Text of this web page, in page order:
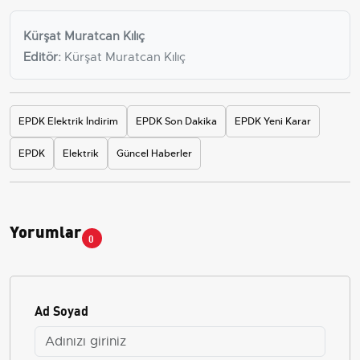
Kürşat Muratcan Kılıç
Editör: Kürşat Muratcan Kılıç
EPDK Elektrik İndirim EPDK Son Dakika EPDK Yeni Karar
EPDK Elektrik Güncel Haberler
Yorumlar 0
Ad Soyad